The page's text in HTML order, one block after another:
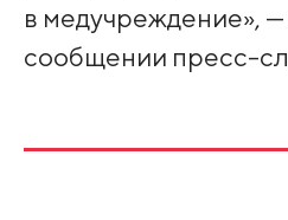
в медучреждение», —
сообщении пресс-